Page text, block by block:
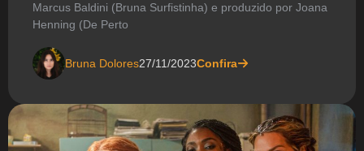
Marcus Baldini (Bruna Surfistinha) e produzido por Joana
Henning (De Perto
Bruna Dolores27/11/2023Confira